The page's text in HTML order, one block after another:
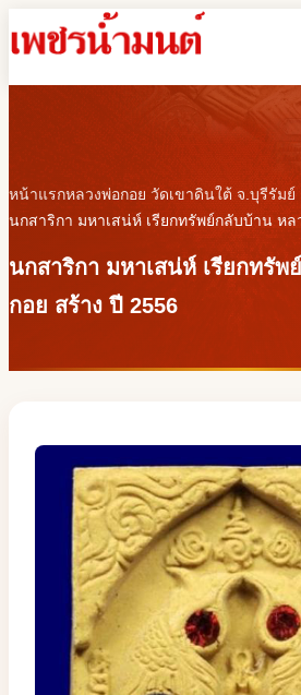
หน้าแรกหลวงพ่อกอย วัดเขาดินใต้ จ.บุรีรัมย์
นกสาริกา มหาเสน่ห์ เรียกทรัพย์กลับบ้าน หล
นกสาริกา มหาเสน่ห์ เรียกทรั
กอย สร้าง ปี 2556